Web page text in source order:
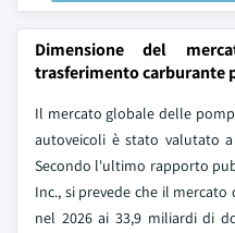
Dimensione del
trasferimento carburante
Il mercato globale delle
autoveicoli è stato valutato
Secondo l'ultimo rapporto
Inc., si prevede che il
nel 2026 ai 33,9 miliardi di